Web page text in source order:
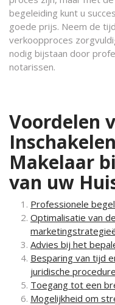
begeleiding kunt u
goede prijs. Neem de
verkoopproces
nodig bijstaan door
notarissen.
Voordelen
Makelaar
van uw
Professionele
Optimalisatie van
Advies bij het
Besparing van tijd
juridische
Toegang tot een
Mogelijkheid om